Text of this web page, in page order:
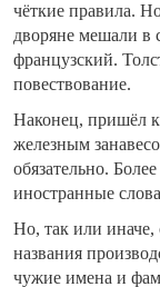
чёткие правила.
дворяне мешали в
французский.
повествование.
Наконец, пришёл
железным
обязательно.
иностранные
Но, так или
названия
чужие имена и